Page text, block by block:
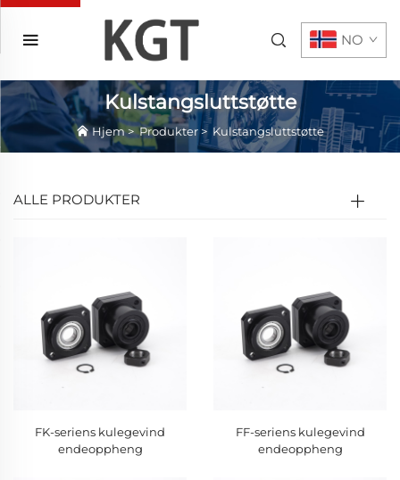
NO
Kulstangsluttstøtte
Hjem>Produkter> Kulstangsluttstøtte
ALLE PRODUKTER
FK-seriens kulegevind
endeoppheng
FF-seriens kulegevind
endeoppheng